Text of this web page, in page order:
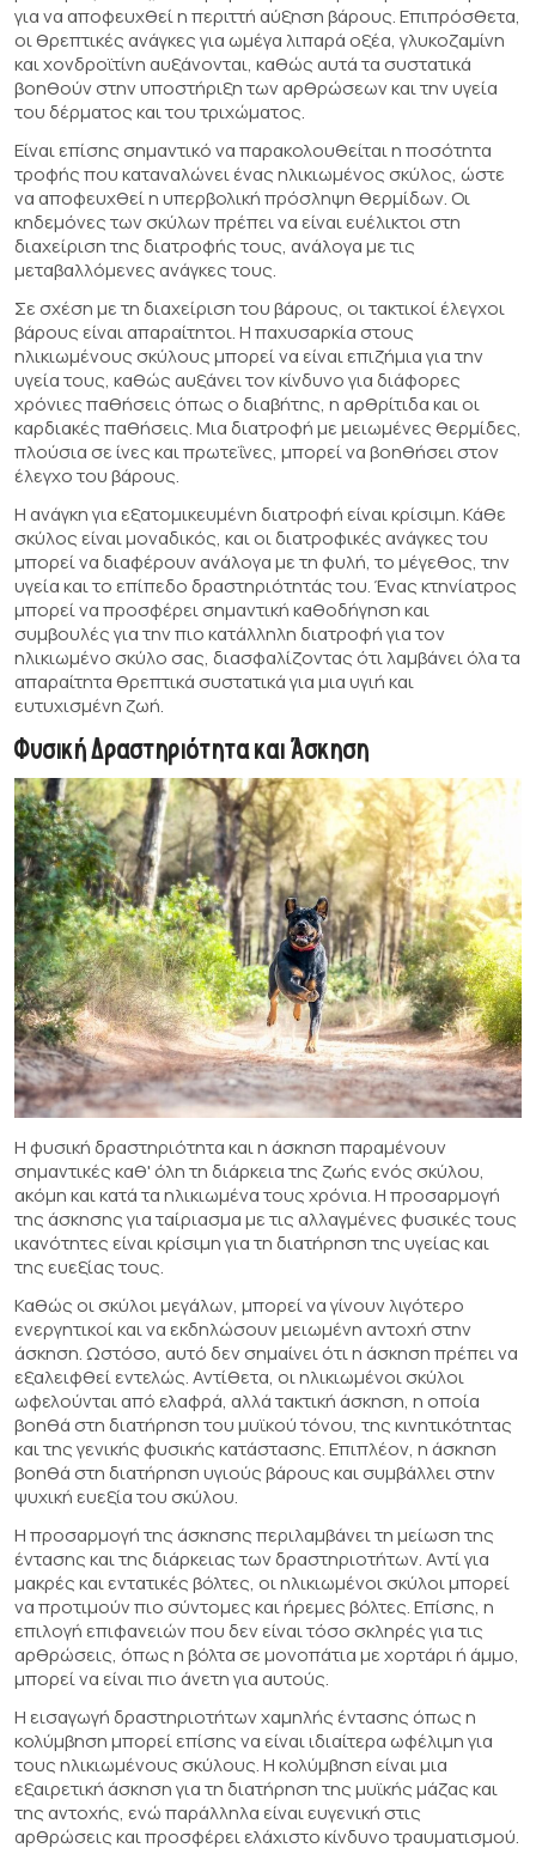
για να αποφευχθεί η περιττή αύξηση βάρους. Επιπρόσθετα,
οι θρεπτικές ανάγκες για ωμέγα λιπαρά οξέα, γλυκοζαμίνη
και χονδροϊτίνη αυξάνονται, καθώς αυτά τα συστατικά
βοηθούν στην υποστήριξη των αρθρώσεων και την υγεία
του δέρματος και του τριχώματος.
Είναι επίσης σημαντικό να παρακολουθείται η ποσότητα
τροφής που καταναλώνει ένας ηλικιωμένος σκύλος, ώστε
να αποφευχθεί η υπερβολική πρόσληψη θερμίδων. Οι
κηδεμόνες των σκύλων πρέπει να είναι ευέλικτοι στη
διαχείριση της διατροφής τους, ανάλογα με τις
μεταβαλλόμενες ανάγκες τους.
Σε σχέση με τη διαχείριση του βάρους, οι τακτικοί έλεγχοι
βάρους είναι απαραίτητοι. Η παχυσαρκία στους
ηλικιωμένους σκύλους μπορεί να είναι επιζήμια για την
υγεία τους, καθώς αυξάνει τον κίνδυνο για διάφορες
χρόνιες παθήσεις όπως ο διαβήτης, η αρθρίτιδα και οι
καρδιακές παθήσεις. Μια διατροφή με μειωμένες θερμίδες,
πλούσια σε ίνες και πρωτεΐνες, μπορεί να βοηθήσει στον
έλεγχο του βάρους.
Η ανάγκη για εξατομικευμένη διατροφή είναι κρίσιμη. Κάθε
σκύλος είναι μοναδικός, και οι διατροφικές ανάγκες του
μπορεί να διαφέρουν ανάλογα με τη φυλή, το μέγεθος, την
υγεία και το επίπεδο δραστηριότητάς του. Ένας κτηνίατρος
μπορεί να προσφέρει σημαντική καθοδήγηση και
συμβουλές για την πιο κατάλληλη διατροφή για τον
ηλικιωμένο σκύλο σας, διασφαλίζοντας ότι λαμβάνει όλα τα
απαραίτητα θρεπτικά συστατικά για μια υγιή και
ευτυχισμένη ζωή.
Φυσική Δραστηριότητα και Άσκηση
Η φυσική δραστηριότητα και η άσκηση παραμένουν
σημαντικές καθ' όλη τη διάρκεια της ζωής ενός σκύλου,
ακόμη και κατά τα ηλικιωμένα τους χρόνια. Η προσαρμογή
της άσκησης για ταίριασμα με τις αλλαγμένες φυσικές τους
ικανότητες είναι κρίσιμη για τη διατήρηση της υγείας και
της ευεξίας τους.
Καθώς οι σκύλοι μεγάλων, μπορεί να γίνουν λιγότερο
ενεργητικοί και να εκδηλώσουν μειωμένη αντοχή στην
άσκηση. Ωστόσο, αυτό δεν σημαίνει ότι η άσκηση πρέπει να
εξαλειφθεί εντελώς. Αντίθετα, οι ηλικιωμένοι σκύλοι
ωφελούνται από ελαφρά, αλλά τακτική άσκηση, η οποία
βοηθά στη διατήρηση του μυϊκού τόνου, της κινητικότητας
και της γενικής φυσικής κατάστασης. Επιπλέον, η άσκηση
βοηθά στη διατήρηση υγιούς βάρους και συμβάλλει στην
ψυχική ευεξία του σκύλου.
Η προσαρμογή της άσκησης περιλαμβάνει τη μείωση της
έντασης και της διάρκειας των δραστηριοτήτων. Αντί για
μακρές και εντατικές βόλτες, οι ηλικιωμένοι σκύλοι μπορεί
να προτιμούν πιο σύντομες και ήρεμες βόλτες. Επίσης, η
επιλογή επιφανειών που δεν είναι τόσο σκληρές για τις
αρθρώσεις, όπως η βόλτα σε μονοπάτια με χορτάρι ή άμμο,
μπορεί να είναι πιο άνετη για αυτούς.
Η εισαγωγή δραστηριοτήτων χαμηλής έντασης όπως η
κολύμβηση μπορεί επίσης να είναι ιδιαίτερα ωφέλιμη για
τους ηλικιωμένους σκύλους. Η κολύμβηση είναι μια
εξαιρετική άσκηση για τη διατήρηση της μυϊκής μάζας και
της αντοχής, ενώ παράλληλα είναι ευγενική στις
αρθρώσεις και προσφέρει ελάχιστο κίνδυνο τραυματισμού.